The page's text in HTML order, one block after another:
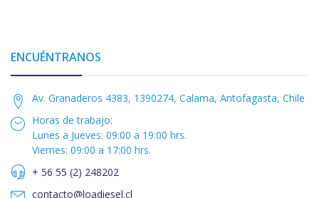
ENCUÉNTRANOS
Av. Granaderos 4383, 1390274, Calama, Antofagasta, Chile
Horas de trabajo:
Lunes a Jueves: 09:00 a 19:00 hrs.
Viernes: 09:00 a 17:00 hrs.
+ 56 55 (2) 248202
contacto@loadiesel.cl